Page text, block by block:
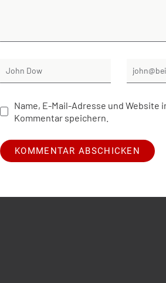
Name, E-Mail-Adresse und
Kommentar speichern.